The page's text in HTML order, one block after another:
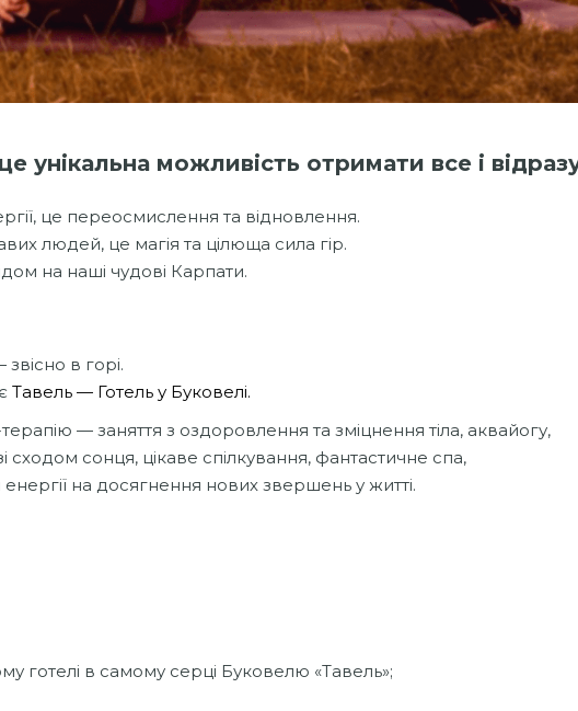
унікальна можливість отримати все і
це переосмислення та відновлення.
людей, це магія та цілюща сила гір.
на наші чудові Карпати.
в горі.
Тавель — Готель у Буковелі.
— заняття з оздоровлення та зміцнення тіла, аквайогу,
сходом сонця, цікаве спілкування, фантастичне спа,
на досягнення нових звершень у житті.
готелі в самому серці Буковелю «Тавель»;